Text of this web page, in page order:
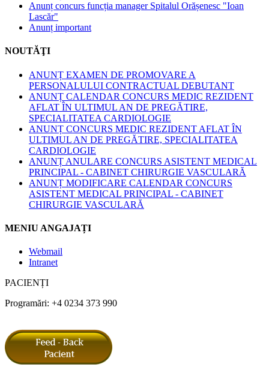
Anunț concurs funcția manager Spitalul Orășenesc "Ioan
Lascăr"
Anunț important
NOUTĂŢI
ANUNȚ EXAMEN DE PROMOVARE A
PERSONALULUI CONTRACTUAL DEBUTANT
ANUNȚ CALENDAR CONCURS MEDIC REZIDENT
AFLAT ÎN ULTIMUL AN DE PREGĂTIRE,
SPECIALITATEA CARDIOLOGIE
ANUNȚ CONCURS MEDIC REZIDENT AFLAT ÎN
ULTIMUL AN DE PREGĂTIRE, SPECIALITATEA
CARDIOLOGIE
ANUNȚ ANULARE CONCURS ASISTENT MEDICAL
PRINCIPAL - CABINET CHIRURGIE VASCULARĂ
ANUNȚ MODIFICARE CALENDAR CONCURS
ASISTENT MEDICAL PRINCIPAL - CABINET
CHIRURGIE VASCULARĂ
MENIU ANGAJAȚI
Webmail
Intranet
PACIENȚI
Programări: +4 0234 373 990